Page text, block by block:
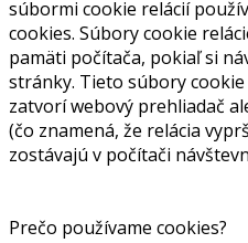
súbormi cookie relácií
cookies. Súbory cookie
pamäti počítača, pokiaľ si
stránky. Tieto súbory
zatvorí webový prehliadač
(čo znamená, že relácia
zostávajú v počítači
Prečo používame cookies?